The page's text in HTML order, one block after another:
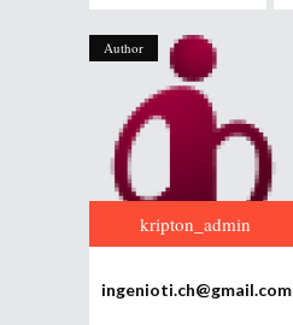
Author
kripton_admin
ingenioti.ch@gmail.com